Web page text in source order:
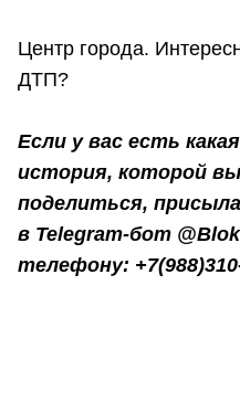
Центр города.
ДТП?
Если у вас есть
история, которой
поделиться,
в Telegram-бот
телефону: